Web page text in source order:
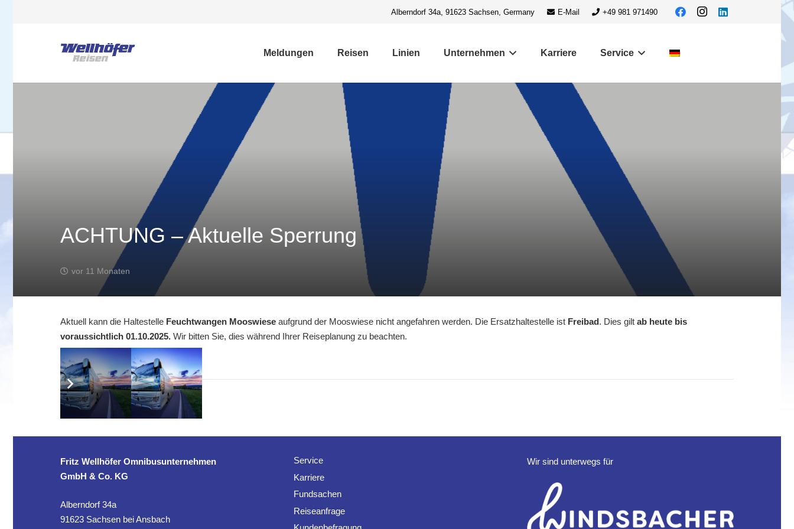
Alberndorf 34a, 91623 Sachsen, Germany E-Mail +49 981 971490
Meldungen Reisen Linien Unternehmen Karriere Service
ACHTUNG – Aktuelle Sperrung
vor 11 Monaten
Aktuell kann die Haltestelle Feuchtwangen Mooswiese aufgrund der Mooswiese nicht angefahren werden. Die Ersatzhaltestelle ist Freibad. Dies gilt ab heute bis
voraussichtlich 01.10.2025. Wir bitten Sie, dies während Ihrer Reiseplanung zu beachten.
Fritz Wellhöfer Omnibusunternehmen
GmbH & Co. KG
Alberndorf 34a
91623 Sachsen bei Ansbach
Service
Karriere
Fundsachen
Reiseanfrage
Wir sind unterwegs für